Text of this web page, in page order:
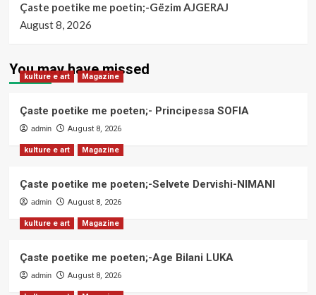
Çaste poetike me poetin;-Gëzim AJGERAJ
August 8, 2026
You may have missed
kulture e art Magazine
Çaste poetike me poeten;- Principessa SOFIA
admin August 8, 2026
kulture e art Magazine
Çaste poetike me poeten;-Selvete Dervishi-NIMANI
admin August 8, 2026
kulture e art Magazine
Çaste poetike me poeten;-Age Bilani LUKA
admin August 8, 2026